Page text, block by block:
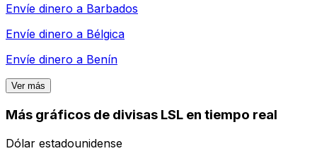
Envíe dinero a Barbados
Envíe dinero a Bélgica
Envíe dinero a Benín
Ver más
Más gráficos de divisas LSL en tiempo real
Dólar estadounidense